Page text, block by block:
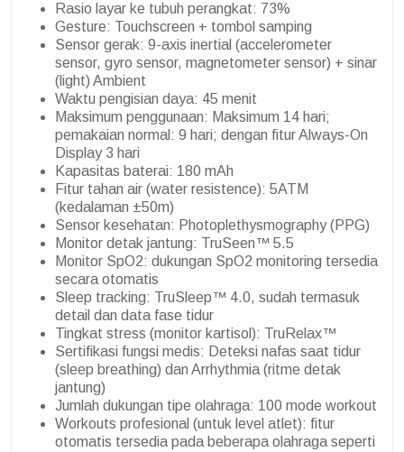
Rasio layar ke tubuh perangkat: 73%
Gesture: Touchscreen + tombol samping
Sensor gerak: 9-axis inertial (accelerometer
sensor, gyro sensor, magnetometer sensor) + sinar
(light) Ambient
Waktu pengisian daya: 45 menit
Maksimum penggunaan: Maksimum 14 hari;
pemakaian normal: 9 hari; dengan fitur Always-On
Display 3 hari
Kapasitas baterai: 180 mAh
Fitur tahan air (water resistence): 5ATM
(kedalaman ±50m)
Sensor kesehatan: Photoplethysmography (PPG)
Monitor detak jantung: TruSeen™ 5.5
Monitor SpO2: dukungan SpO2 monitoring tersedia
secara otomatis
Sleep tracking: TruSleep™ 4.0, sudah termasuk
detail dan data fase tidur
Tingkat stress (monitor kartisol): TruRelax™
Sertifikasi fungsi medis: Deteksi nafas saat tidur
(sleep breathing) dan Arrhythmia (ritme detak
jantung)
Jumlah dukungan tipe olahraga: 100 mode workout
Workouts profesional (untuk level atlet): fitur
otomatis tersedia pada beberapa olahraga seperti